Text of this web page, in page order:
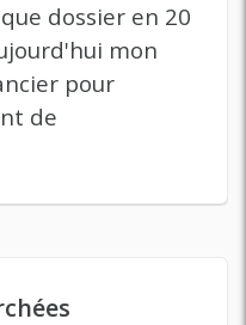
dossier en 20
mon
pour
de